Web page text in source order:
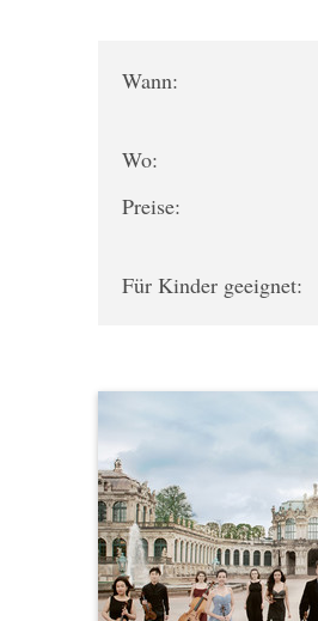
Wann:
Wo:
Preise:
Für Kinder geeignet: